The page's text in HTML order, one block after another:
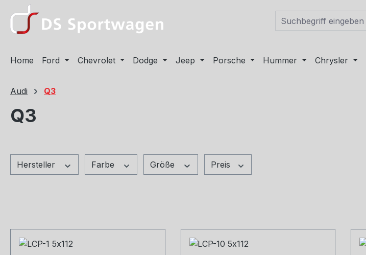
Hauptinhalt springen
Zur Suche springen
Zur Hauptnavigation springen
Home Ford Chevrolet Dodge Jeep Porsche Hummer Chrysler
Audi Q3
Q3
Hersteller Farbe Größe Preis